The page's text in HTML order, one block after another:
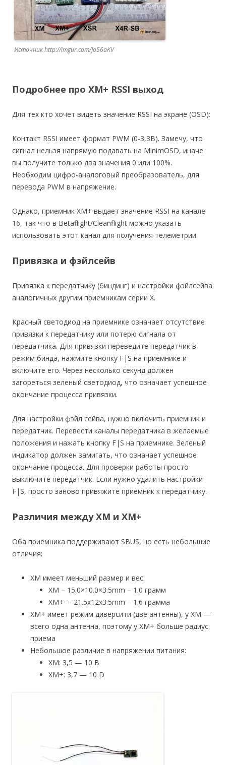
Источник http://imgur.com/Jo56aKV
Подробнее про XM+ RSSI выход
Для тех кто хочет видеть значение RSSI на экране (OSD):
Контакт RSSI имеет формат PWM (0-3,3В). Замечу, что
сигнал нельзя напрямую подавать на MinimOSD, иначе
вы получите только два значения 0 или 100%.
Необходим цифро-аналоговый преобразователь, для
перевода PWM в напряжение.
Однако, приемник XM+ выдает значение RSSI на канале
16, так что в Betaflight/Cleanflight можно указать
использовать этот канал для получения телеметрии.
Привязка и фэйлсейв
Привязка к передатчику (биндинг) и настройки фэйлсейва
аналогичных другим приемникам серии X.
Красный светодиод на приемнике означает отсутствие
привязки к передатчику или потерю сигнала от
передатчика. Для привязки переведите передатчик в
режим бинда, нажмите кнопку F|S на приемнике и
включите его. Через несколько секунд должен
загореться зеленый светодиод, что означает успешное
окончание процесса привязки.
Для настройки фэйл сейва, нужно включить приемник и
передатчик. Перевести каналы передатчика в желаемые
положения и нажать кнопку F|S на приемнике. Зеленый
индикатор должен замигать, что означает успешное
окончание процесса. Для проверки работы просто
выключите передатчик. Если нужно удалить настройки
F|S, просто заново привяжите приемник к передатчику.
Различия между XM и XM+
Оба приемника поддерживают SBUS, но есть небольшие
отличия:
XM имеет меньший размер и вес:
XM – 15.0×10.0×3.5mm – 1.0 грамм
XM+ – 21.5x12x3.5mm – 1.6 грамма
XM+ имеет режим диверсити (две антенны), у XM —
всего одна антенна, поэтому у XM+ больше радиус
приема
Небольшое различие в напряжении питания:
XM: 3,5 — 10 В
XM+: 3,7 — 10 D